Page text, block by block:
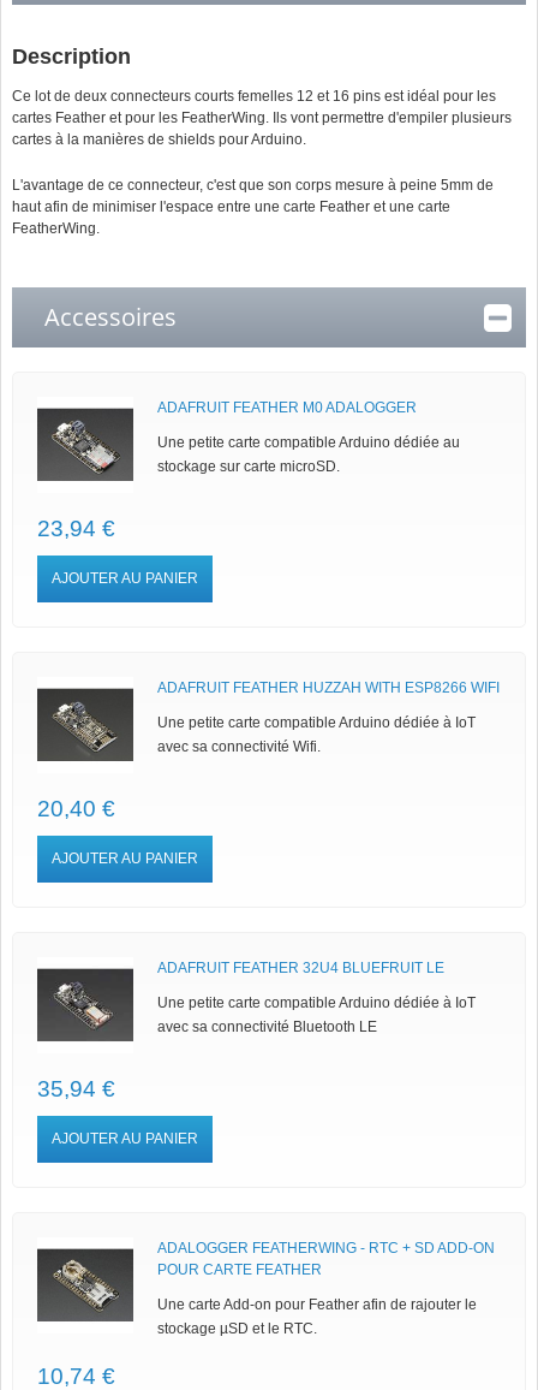
Description
Ce lot de deux connecteurs courts femelles 12 et 16 pins est idéal pour les
cartes Feather et pour les FeatherWing. Ils vont permettre d'empiler plusieurs
cartes à la manières de shields pour Arduino.
L'avantage de ce connecteur, c'est que son corps mesure à peine 5mm de
haut afin de minimiser l'espace entre une carte Feather et une carte
FeatherWing.
Accessoires
ADAFRUIT FEATHER M0 ADALOGGER
Une petite carte compatible Arduino dédiée au
stockage sur carte microSD.
23,94 €
AJOUTER AU PANIER
ADAFRUIT FEATHER HUZZAH WITH ESP8266 WIFI
Une petite carte compatible Arduino dédiée à IoT
avec sa connectivité Wifi.
20,40 €
AJOUTER AU PANIER
ADAFRUIT FEATHER 32U4 BLUEFRUIT LE
Une petite carte compatible Arduino dédiée à IoT
avec sa connectivité Bluetooth LE
35,94 €
AJOUTER AU PANIER
ADALOGGER FEATHERWING - RTC + SD ADD-ON
POUR CARTE FEATHER
Une carte Add-on pour Feather afin de rajouter le
stockage µSD et le RTC.
10,74 €